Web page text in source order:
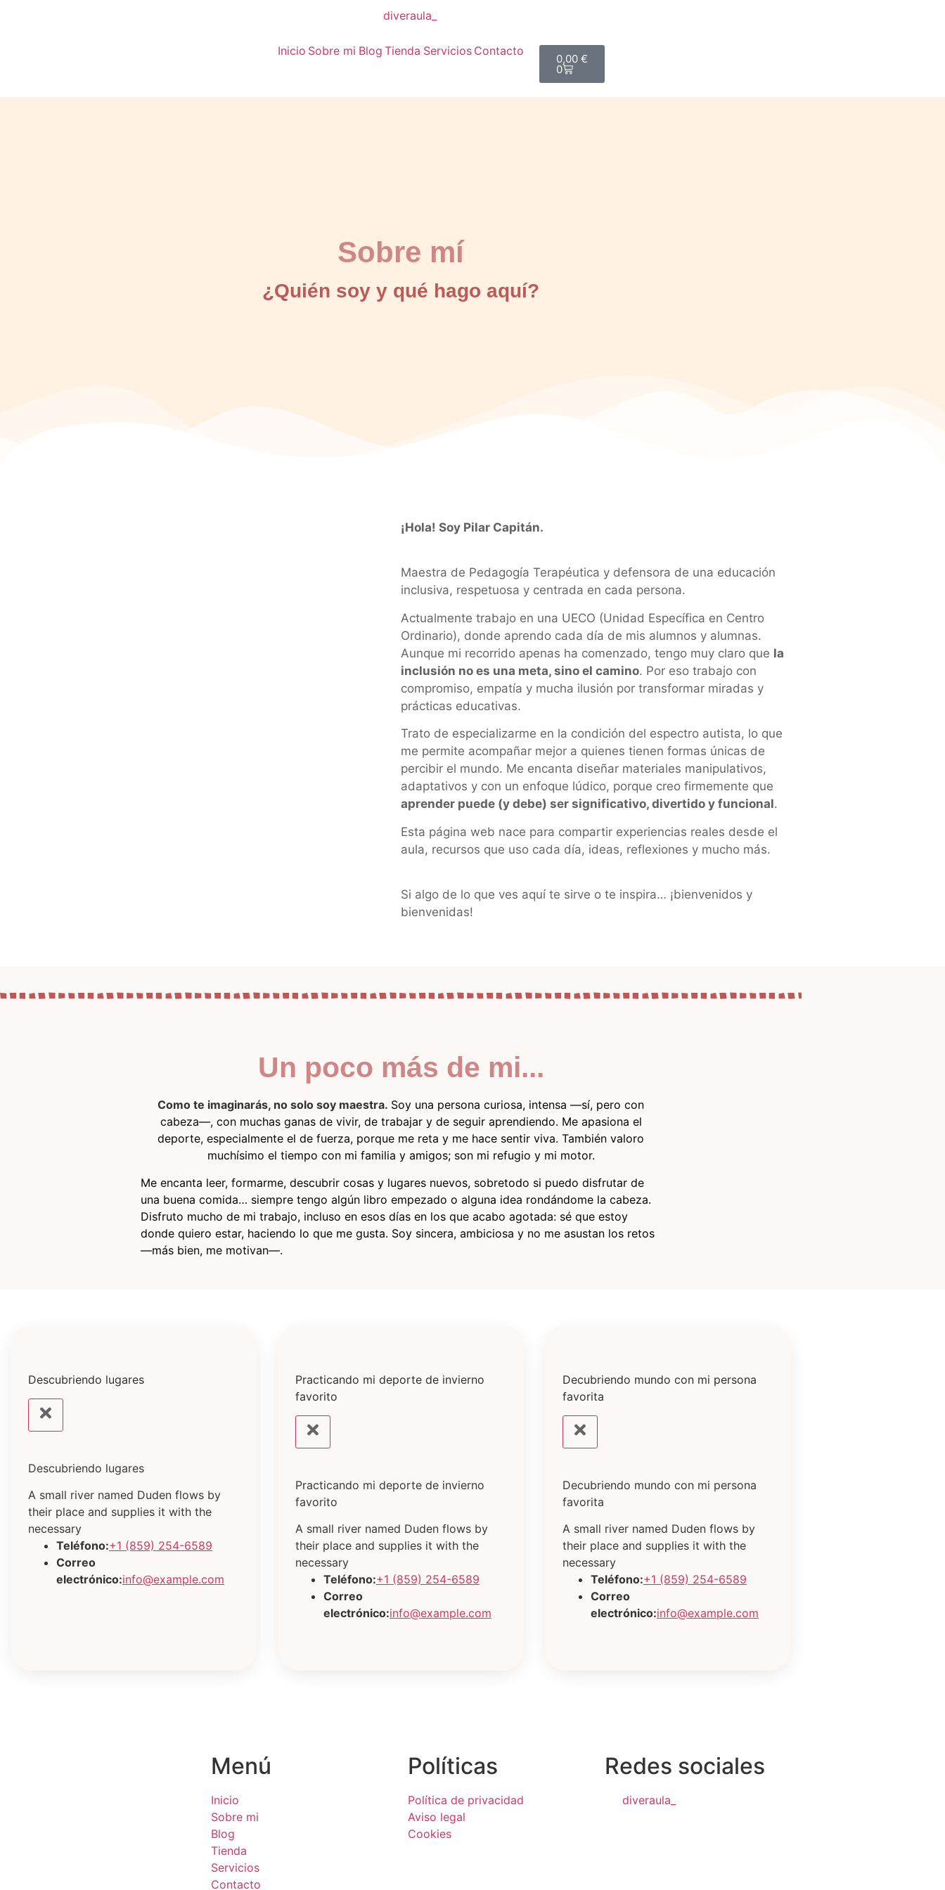
diveraula_
Inicio Sobre mi Blog Tienda Servicios Contacto
0,00 €
0
Sobre mí
¿Quién soy y qué hago aquí?
¡Hola! Soy Pilar Capitán.
Maestra de Pedagogía Terapéutica y defensora de una educación
inclusiva, respetuosa y centrada en cada persona.
Actualmente trabajo en una UECO (Unidad Específica en Centro
Ordinario), donde aprendo cada día de mis alumnos y alumnas.
Aunque mi recorrido apenas ha comenzado, tengo muy claro que la
inclusión no es una meta, sino el camino. Por eso trabajo con
compromiso, empatía y mucha ilusión por transformar miradas y
prácticas educativas.
Trato de especializarme en la condición del espectro autista, lo que
me permite acompañar mejor a quienes tienen formas únicas de
percibir el mundo. Me encanta diseñar materiales manipulativos,
adaptativos y con un enfoque lúdico, porque creo firmemente que
aprender puede (y debe) ser significativo, divertido y funcional.
Esta página web nace para compartir experiencias reales desde el
aula, recursos que uso cada día, ideas, reflexiones y mucho más.
Si algo de lo que ves aquí te sirve o te inspira… ¡bienvenidos y
bienvenidas!
Un poco más de mi...
Como te imaginarás, no solo soy maestra. Soy una persona curiosa, intensa —sí, pero con
cabeza—, con muchas ganas de vivir, de trabajar y de seguir aprendiendo. Me apasiona el
deporte, especialmente el de fuerza, porque me reta y me hace sentir viva. También valoro
muchísimo el tiempo con mi familia y amigos; son mi refugio y mi motor.
Me encanta leer, formarme, descubrir cosas y lugares nuevos, sobretodo si puedo disfrutar de
una buena comida… siempre tengo algún libro empezado o alguna idea rondándome la cabeza.
Disfruto mucho de mi trabajo, incluso en esos días en los que acabo agotada: sé que estoy
donde quiero estar, haciendo lo que me gusta. Soy sincera, ambiciosa y no me asustan los retos
—más bien, me motivan—.
Descubriendo lugares
Descubriendo lugares
A small river named Duden flows by
their place and supplies it with the
necessary
Teléfono:+1 (859) 254-6589
Correo
electrónico:info@example.com
Practicando mi deporte de invierno
favorito
Practicando mi deporte de invierno
favorito
A small river named Duden flows by
their place and supplies it with the
necessary
Teléfono:+1 (859) 254-6589
Correo
electrónico:info@example.com
Decubriendo mundo con mi persona
favorita
Decubriendo mundo con mi persona
favorita
A small river named Duden flows by
their place and supplies it with the
necessary
Teléfono:+1 (859) 254-6589
Correo
electrónico:info@example.com
Menú
Inicio
Sobre mi
Blog
Tienda
Servicios
Contacto
Políticas
Política de privacidad
Aviso legal
Cookies
Redes sociales
diveraula_